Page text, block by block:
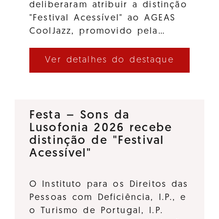
deliberaram atribuir a distinção
"Festival Acessível" ao AGEAS
CoolJazz, promovido pela…
Ver detalhes do destaque
Festa – Sons da
Lusofonia 2026 recebe
distinção de "Festival
Acessível"
O Instituto para os Direitos das
Pessoas com Deficiência, I.P., e
o Turismo de Portugal, I.P.